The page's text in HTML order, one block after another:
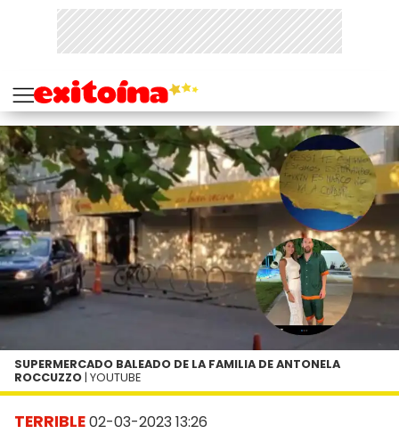
TERRIBLE02-03-2023 13:26
SUPERMERCADO BALEADO DE LA FAMILIA DE ANTONELA
ROCCUZZO | YOUTUBE